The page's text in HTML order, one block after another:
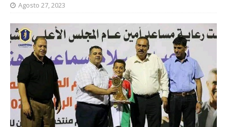
Agosto 27, 2023